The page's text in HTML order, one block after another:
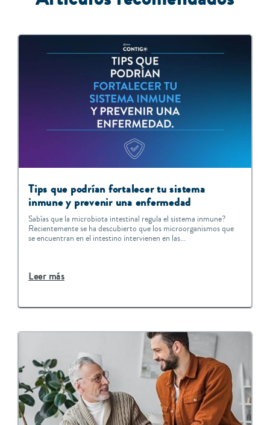
Tips que podrían fortalecer tu sistema
inmune y prevenir una enfermedad
Sabías que la microbiota intestinal regula el sistema inmune?
Recientemente se ha descubierto que los microorganismos que
se encuentran en el intestino intervienen en las...
Leer más